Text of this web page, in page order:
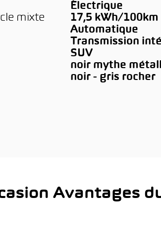
Électrique
mixte
17,5 kWh/100km
Automatique
Transmission
SUV
noir mythe
noir - gris rocher
Avantages